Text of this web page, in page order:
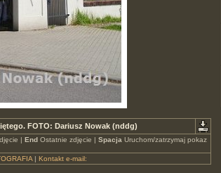
FOTO: Dariusz Nowak (nddg)
| EndOstatnie zdjęcie | Spacja Uruchom/zatrzymaj pokaz
| Kontakt e-mail: